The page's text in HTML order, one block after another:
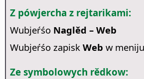
Z pówjercha z rejtarikami:
Wubjeŕśo Naglěd – Web
Wubjeŕśo zapisk Web w meniju
Ze symbolowych rědkow: